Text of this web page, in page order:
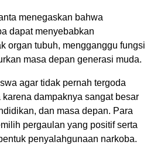
menegaskan bahwa
dapat menyebabkan
organ tubuh, mengganggu fungsi
masa depan generasi muda.
agar tidak pernah tergoda
dampaknya sangat besar
dan masa depan. Para
pergaulan yang positif serta
penyalahgunaan narkoba.